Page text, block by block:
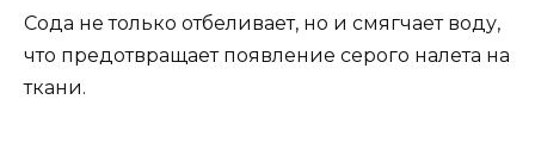
Сода не только отбеливает, но и смягчает воду,
что предотвращает появление серого налета на
ткани.